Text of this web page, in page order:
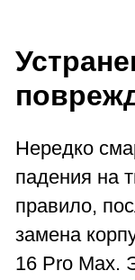
Нередко
падения на
правило,
замена
16 Pro Max.